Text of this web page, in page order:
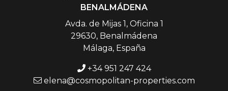
BENALMÁDENA
Avda. de Mijas 1, Oficina 1
29630, Benalmádena
Málaga, España
+34 951 247 424
elena@cosmopolitan-properties.com